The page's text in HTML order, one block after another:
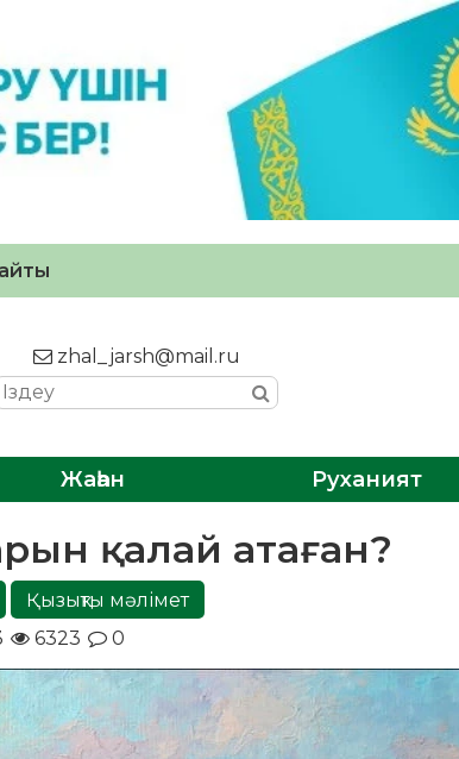
zhal_jarsh@mail.ru
Жаһан Руханият
қалай атаған?
Қызықты мәлімет
6323 0